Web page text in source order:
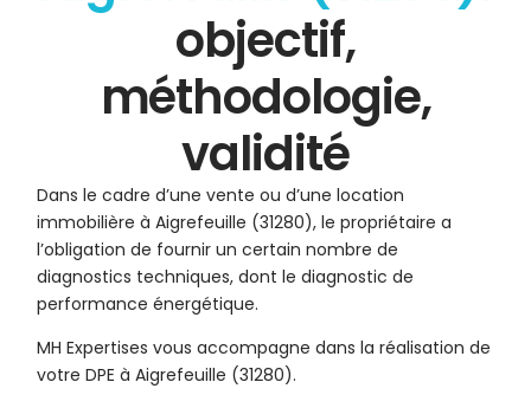
objectif,
méthodologie,
validité
Dans le cadre d’une vente ou d’une location
immobilière à Aigrefeuille (31280), le propriétaire a
l’obligation de fournir un certain nombre de
diagnostics techniques, dont le diagnostic de
performance énergétique.
MH Expertises vous accompagne dans la réalisation de
votre DPE à Aigrefeuille (31280).